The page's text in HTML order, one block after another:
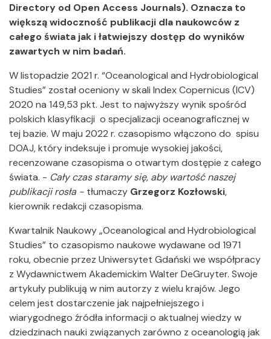
Directory od Open Access Journals). Oznacza to
większą widoczność publikacji dla naukowców z
całego świata jak i łatwiejszy dostęp do wyników
zawartych w nim badań.
W listopadzie 2021 r. “Oceanological and Hydrobiological
Studies” został oceniony w skali Index Copernicus (ICV)
2020 na 149,53 pkt. Jest to najwyższy wynik spośród
polskich klasyfikacji o specjalizacji oceanograficznej w
tej bazie. W maju 2022 r. czasopismo włączono do spisu
DOAJ, który indeksuje i promuje wysokiej jakości,
recenzowane czasopisma o otwartym dostępie z całego
świata. - Cały czas staramy się, aby wartość naszej
publikacji rosła - tłumaczy Grzegorz Kozłowski,
kierownik redakcji czasopisma.
Kwartalnik Naukowy „Oceanological and Hydrobiological
Studies” to czasopismo naukowe wydawane od 1971
roku, obecnie przez Uniwersytet Gdański we współpracy
z Wydawnictwem Akademickim Walter DeGruyter. Swoje
artykuły publikują w nim autorzy z wielu krajów. Jego
celem jest dostarczenie jak najpełniejszego i
wiarygodnego źródła informacji o aktualnej wiedzy w
dziedzinach nauki związanych zarówno z oceanologią jak